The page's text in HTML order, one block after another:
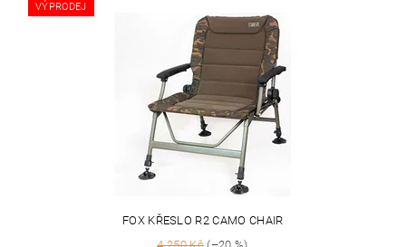
VÝPRODEJ
FOX KŘESLO R2 CAMO CHAIR